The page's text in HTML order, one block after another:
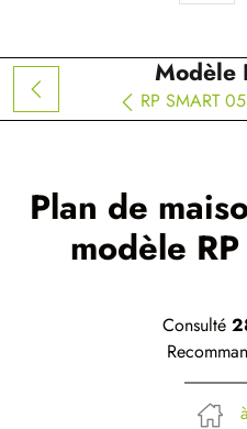
Modèle
RP SMART 05
Plan de
modèle
Consulté